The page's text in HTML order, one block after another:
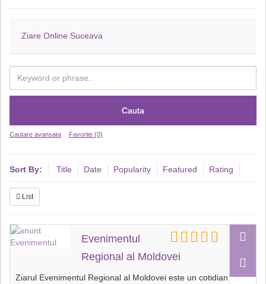
Ziare Online Suceava
Cauta
Cautare avansata Favorite (0)
Sort By: Title Date Popularity Featured Rating
List
Evenimentul
Regional al Moldovei
Ziarul Evenimentul Regional al Moldovei este un cotidian